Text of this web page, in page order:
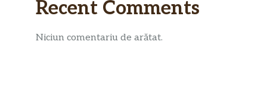
Recent Comments
Niciun comentariu de arătat.